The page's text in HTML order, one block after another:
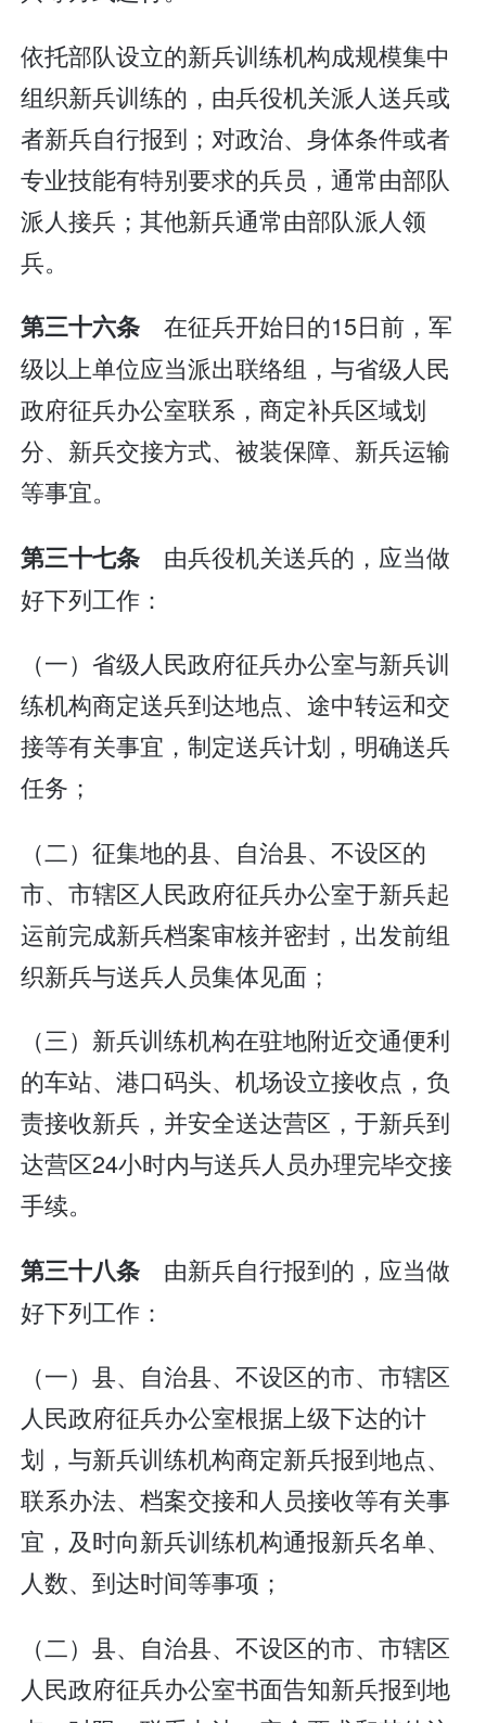
依托部队设立的新兵训练机构成规模集中
组织新兵训练的，由兵役机关派人送兵或
者新兵自行报到；对政治、身体条件或者
专业技能有特别要求的兵员，通常由部队
派人接兵；其他新兵通常由部队派人领
兵。
第三十六条 在征兵开始日的15日前，军
级以上单位应当派出联络组，与省级人民
政府征兵办公室联系，商定补兵区域划
分、新兵交接方式、被装保障、新兵运输
等事宜。
第三十七条 由兵役机关送兵的，应当做
好下列工作：
（一）省级人民政府征兵办公室与新兵训
练机构商定送兵到达地点、途中转运和交
接等有关事宜，制定送兵计划，明确送兵
任务；
（二）征集地的县、自治县、不设区的
市、市辖区人民政府征兵办公室于新兵起
运前完成新兵档案审核并密封，出发前组
织新兵与送兵人员集体见面；
（三）新兵训练机构在驻地附近交通便利
的车站、港口码头、机场设立接收点，负
责接收新兵，并安全送达营区，于新兵到
达营区24小时内与送兵人员办理完毕交接
手续。
第三十八条 由新兵自行报到的，应当做
好下列工作：
（一）县、自治县、不设区的市、市辖区
人民政府征兵办公室根据上级下达的计
划，与新兵训练机构商定新兵报到地点、
联系办法、档案交接和人员接收等有关事
宜，及时向新兵训练机构通报新兵名单、
人数、到达时间等事项；
（二）县、自治县、不设区的市、市辖区
人民政府征兵办公室书面告知新兵报到地